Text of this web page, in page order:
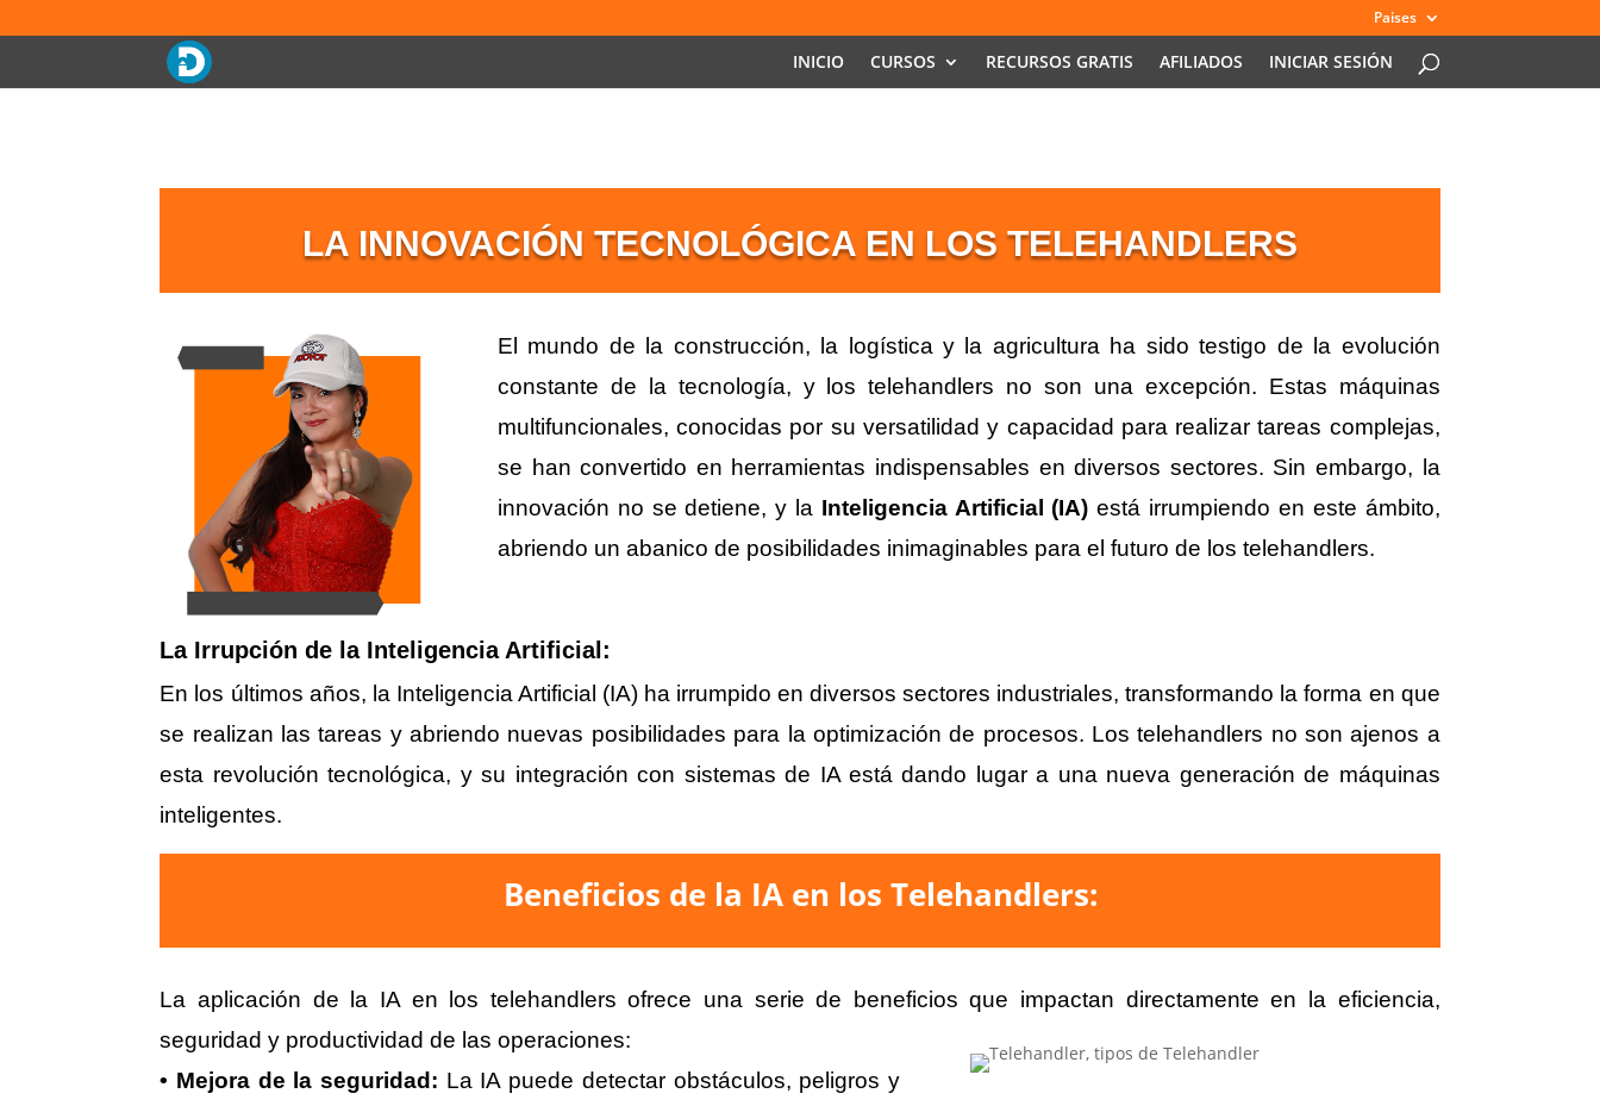
Paises
INICIO CURSOS RECURSOS GRATIS AFILIADOS INICIAR SESIÓN
LA INNOVACIÓN TECNOLÓGICA EN LOS TELEHANDLERS
El mundo de la construcción, la logística y la agricultura ha sido testigo de la evolución
constante de la tecnología, y los telehandlers no son una excepción. Estas máquinas
multifuncionales, conocidas por su versatilidad y capacidad para realizar tareas complejas,
se han convertido en herramientas indispensables en diversos sectores. Sin embargo, la
innovación no se detiene, y la Inteligencia Artificial (IA) está irrumpiendo en este ámbito,
abriendo un abanico de posibilidades inimaginables para el futuro de los telehandlers.
La Irrupción de la Inteligencia Artificial:
En los últimos años, la Inteligencia Artificial (IA) ha irrumpido en diversos sectores industriales, transformando la forma en que
se realizan las tareas y abriendo nuevas posibilidades para la optimización de procesos. Los telehandlers no son ajenos a
esta revolución tecnológica, y su integración con sistemas de IA está dando lugar a una nueva generación de máquinas
inteligentes.
Beneficios de la IA en los Telehandlers:
La aplicación de la IA en los telehandlers ofrece una serie de beneficios que impactan directamente en la eficiencia,
seguridad y productividad de las operaciones:
• Mejora de la seguridad: La IA puede detectar obstáculos, peligros y